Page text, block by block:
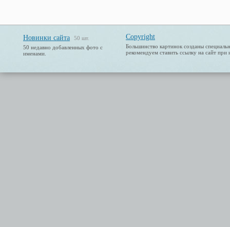
Новинки сайта
50 шт.
50 недавно добавленных фото с
именами.
Copyright
Большинство картинок созданы
рекомендуем ставить ссылку на сайт при